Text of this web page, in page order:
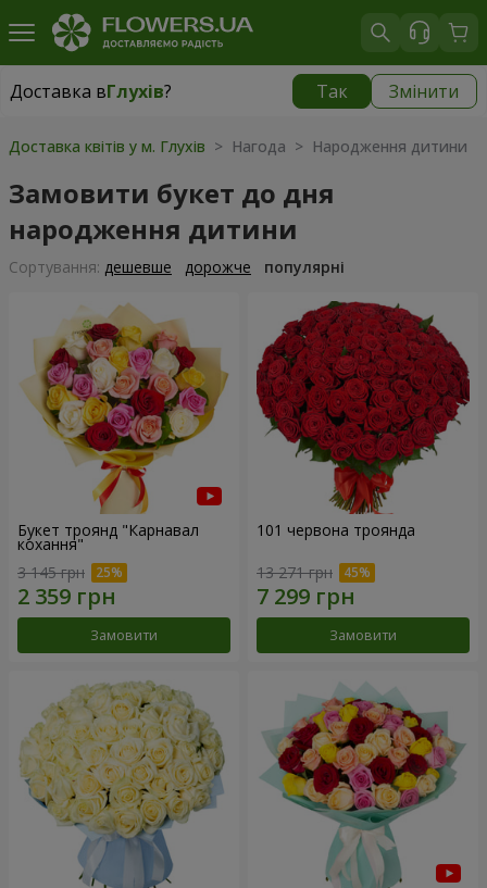
Доставка вГлухів? Так Змінити
Доставка вГлухів|
Доставка квітів у м. Глухів > Нагода > Народження дитини
Замовити букет до дня
народження дитини
Сортування: дешевше дорожче популярні
Букет троянд "Карнавал
кохання"
3 145 грн
Замовити
101 червона троянда
13 271 грн
Замовити